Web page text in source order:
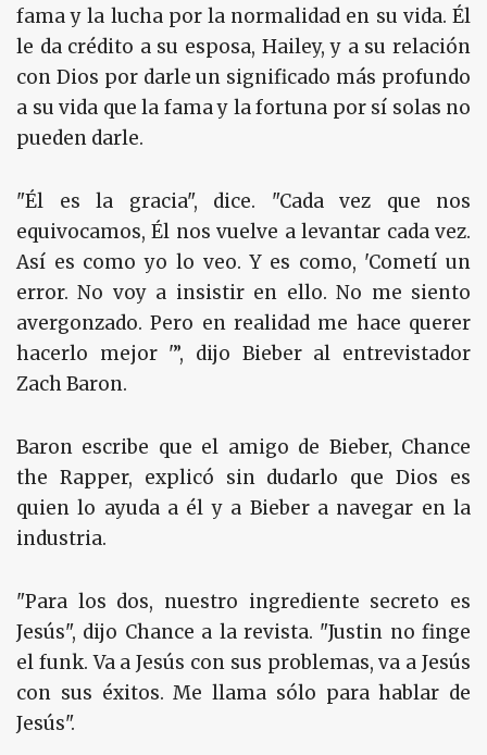
fama y la lucha por la normalidad en su vida. Él
le da crédito a su esposa, Hailey, y a su relación
con Dios por darle un significado más profundo
a su vida que la fama y la fortuna por sí solas no
pueden darle.
"Él es la gracia", dice. "Cada vez que nos
equivocamos, Él nos vuelve a levantar cada vez.
Así es como yo lo veo. Y es como, 'Cometí un
error. No voy a insistir en ello. No me siento
avergonzado. Pero en realidad me hace querer
hacerlo mejor '”, dijo Bieber al entrevistador
Zach Baron.
Baron escribe que el amigo de Bieber, Chance
the Rapper, explicó sin dudarlo que Dios es
quien lo ayuda a él y a Bieber a navegar en la
industria.
"Para los dos, nuestro ingrediente secreto es
Jesús", dijo Chance a la revista. "Justin no finge
el funk. Va a Jesús con sus problemas, va a Jesús
con sus éxitos. Me llama sólo para hablar de
Jesús".